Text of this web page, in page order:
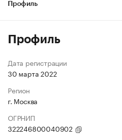
Профиль
Профиль
Дата регистрации
30 марта 2022
Регион
г. Москва
ОГРНИП
322246800040902